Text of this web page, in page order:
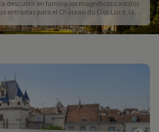
descubrir en familia los magníficos castillos
entradas para el Château du Clos Lucé, la
para beneficiarse de tarifas reducidas.